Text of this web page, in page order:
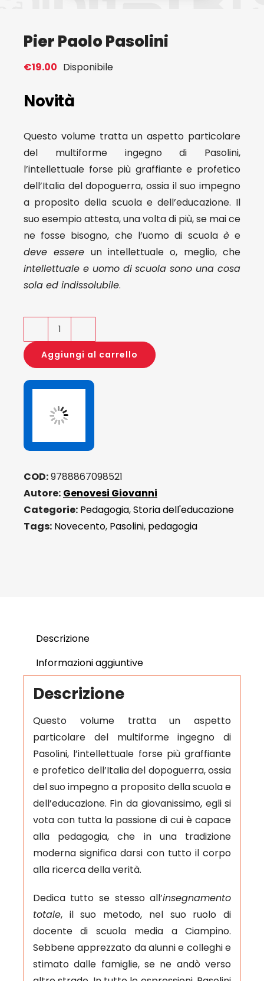
Pier Paolo Pasolini
€19.00 Disponibile
Novità
Questo volume tratta un aspetto particolare
del multiforme ingegno di Pasolini,
l’intellettuale forse più graffiante e profetico
dell’Italia del dopoguerra, ossia il suo impegno
a proposito della scuola e dell’educazione. Il
suo esempio attesta, una volta di più, se mai ce
ne fosse bisogno, che l’uomo di scuola èe
deve essere un intellettuale o, meglio, che
intellettuale e uomo di scuola sono una cosa
sola ed indissolubile.
Pier
Paolo
Pasolini
quantità
Aggiungi al carrello
COD:9788867098521
Autore: Genovesi Giovanni
Categorie: Pedagogia,Storia dell'educazione
Tags: Novecento, Pasolini, pedagogia
Descrizione
Informazioni aggiuntive
Descrizione
Questo volume tratta un aspetto
particolare del multiforme ingegno di
Pasolini, l’intellettuale forse più graffiante
e profetico dell’Italia del dopoguerra, ossia
del suo impegno a proposito della scuola e
dell’educazione. Fin da giovanissimo, egli si
vota con tutta la passione di cui è capace
alla pedagogia, che in una tradizione
moderna significa darsi con tutto il corpo
alla ricerca della verità.
Dedica tutto se stesso all’insegnamento
totale, il suo metodo, nel suo ruolo di
docente di scuola media a Ciampino.
Sebbene apprezzato da alunni e colleghi e
stimato dalle famiglie, se ne andò verso